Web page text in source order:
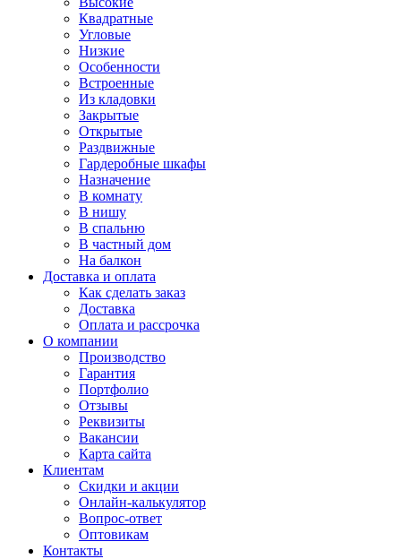
Квадратные
Угловые
Низкие
Особенности
Встроенные
Из кладовки
Закрытые
Открытые
Раздвижные
Гардеробные шкафы
Назначение
В комнату
В нишу
В спальню
В частный дом
На балкон
Доставка и оплата
Как сделать заказ
Доставка
Оплата и рассрочка
О компании
Производство
Гарантия
Портфолио
Отзывы
Реквизиты
Вакансии
Карта сайта
Клиентам
Скидки и акции
Онлайн-калькулятор
Вопрос-ответ
Оптовикам
Контакты